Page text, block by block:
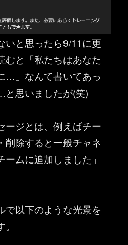
いと思ったら9/11に更
むと「私たちはあなた
…」なんて書いてあっ
思いましたが(笑)
ージとは、例えばチー
削除すると一般チャネ
ムに追加しました」
で以下のような光景を